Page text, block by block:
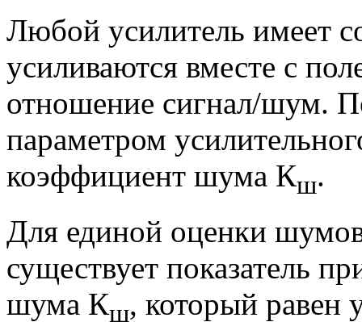
Любой усилитель имеет
усиливаются вместе с
отношение сигнал/шум.
параметром
коэффициент шума Кш.
Для единой оценки
существует показатель
шума Кш, который